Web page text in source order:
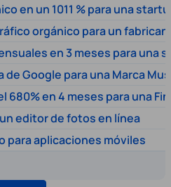
en un 1011 % para una
orgánico para un
en 3 meses para una
de Google para una Marca
en 4 meses para una
editor de fotos en línea
para aplicaciones móviles